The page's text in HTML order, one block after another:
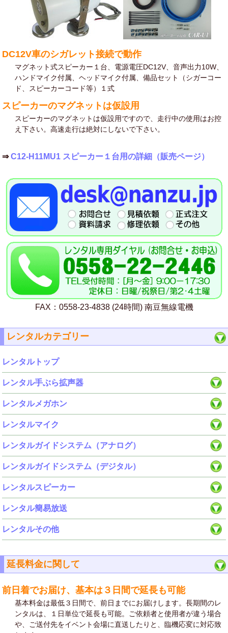
DC12V車のシガレット接続で動作
マグネット式スピーカー１台、電源電圧DC12V、音声出力10W、
ハンドマイク付属、ヘッドマイク付属、備品セット（シガーコー
ド、スピーカーコード等）１式
スピーカーのマグネットは仮設用
スピーカーのマグネットは仮設用ですので、走行中の使用はお控
え下さい。高速走行は絶対にしないで下さい。
⇒C12-H11MU1 スピーカー１台用の詳細（販売ページ）
FAX：0558-23-4838 (24時間) 南豆無線電機
レンタルカテゴリー
レンタルトップ
レンタル手ぶら拡声器
レンタルメガホン
レンタルマイク
レンタルガイドシステム（アナログ）
レンタルガイドシステム（デジタル）
レンタルスピーカー
レンタル簡易放送
レンタルその他
延長料金に関して
前日着でお届け、基本は３日間で延長も可能
基本料金は最低３日間で、前日までにお届けします。長期間のレ
ンタルは、１日単位で延長も可能。ご依頼者と使用者が違う場合
や、ご送付先をイベント会場に直送したりと、臨機応変に対応致